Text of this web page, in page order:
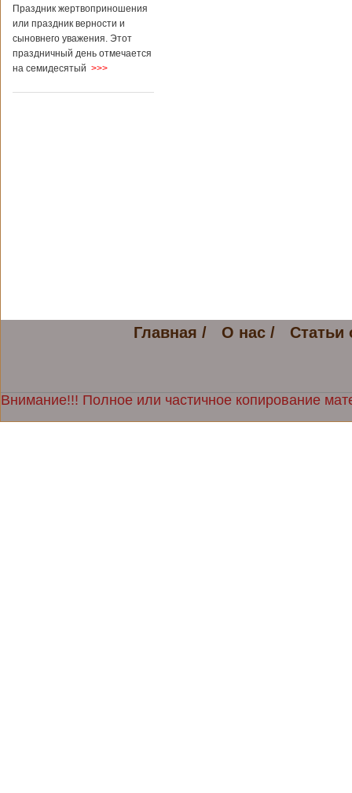
Праздник жертвоприношения
или праздник верности и
сыновнего уважения. Этот
праздничный день отмечается
на семидесятый >>>
Главная / О нас / Статьи
Внимание!!! Полное или частичное копирование